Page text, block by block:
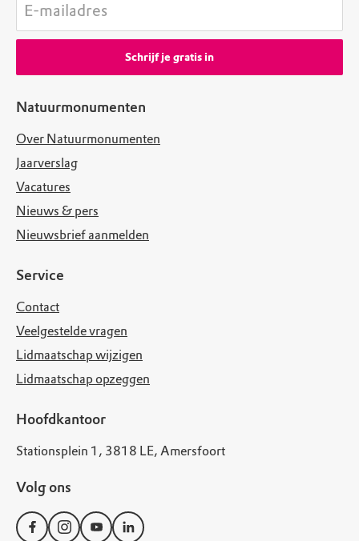
Natuurmonumenten
Over Natuurmonumenten
Jaarverslag
Vacatures
Nieuws & pers
Nieuwsbrief aanmelden
Service
Contact
Veelgestelde vragen
Lidmaatschap wijzigen
Lidmaatschap opzeggen
Hoofdkantoor
Stationsplein 1, 3818 LE, Amersfoort
Volg ons
E-mailadres
Schrijf je gratis in